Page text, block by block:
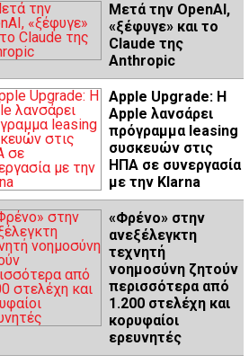
Μετά την OpenAI,
«ξέφυγε» και το
Claude της
Anthropic
Apple Upgrade: Η
Apple λανσάρει
πρόγραμμα leasing
συσκευών στις
ΗΠΑ σε συνεργασία
με την Klarna
«Φρένο» στην
ανεξέλεγκτη
τεχνητή
νοημοσύνη ζητούν
περισσότερα από
1.200 στελέχη και
κορυφαίοι
ερευνητές